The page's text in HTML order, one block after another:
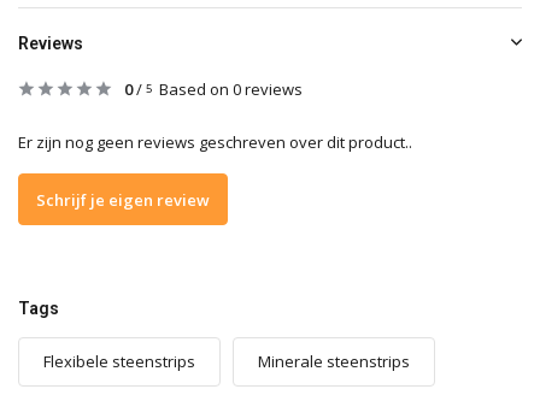
Reviews
0/ 5 Based on 0 reviews
Er zijn nog geen reviews geschreven over dit product..
Schrijf je eigen review
Tags
Flexibele steenstrips Minerale steenstrips